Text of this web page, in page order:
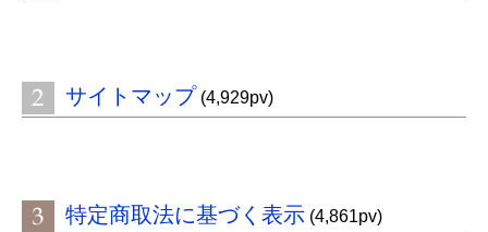
サイトマップ (4,929pv)
特定商取法に基づく表示 (4,861pv)